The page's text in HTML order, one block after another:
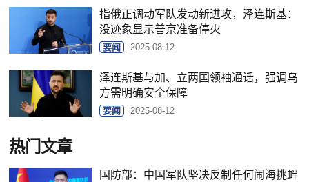
指俄正调动军队发动新进攻，泽连斯基：
没迹象显示普京准备停火
要闻 2025-08-12
泽连斯基与加、立两国领袖通话，强调乌
方需明确安全保障
要闻 2025-08-12
热门文章
国防部：中国军队坚决反制任何闹海挑衅